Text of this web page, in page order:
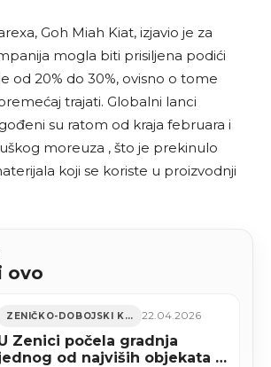
Goh Miah Kiat, izjavio je za
mogla biti prisiljena podići
od 20% do 30%, ovisno o tome
trajati. Globalni lanci
su ratom od kraja februara i
moreuza , što je prekinulo
koji se koriste u proizvodnji
ovo
ZENIČKO-DOBOJSKI KANTON 22.04.2026
Zenici počela gradnja
od najviših objekata u